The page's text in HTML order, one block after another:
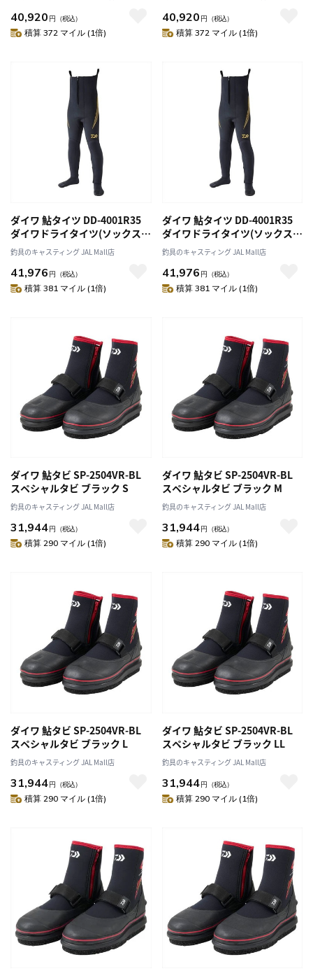
40,920 円 （税込）
積算 372 マイル (1倍)
40,920 円 （税込）
積算 372 マイル (1倍)
ダイワ 鮎タイツ DD-4001R35
ダイワドライタイツ(ソックス先
丸) ブラック MO
釣具のキャスティング JAL Mall店
41,976 円 （税込）
積算 381 マイル (1倍)
ダイワ 鮎タイツ DD-4001R35
ダイワドライタイツ(ソックス先
丸) ブラック LLO
釣具のキャスティング JAL Mall店
41,976 円 （税込）
積算 381 マイル (1倍)
ダイワ 鮎タビ SP-2504VR-BL
スペシャルタビ ブラック S
釣具のキャスティング JAL Mall店
31,944円 （税込）
積算 290 マイル (1倍)
ダイワ 鮎タビ SP-2504VR-BL
スペシャルタビ ブラック M
釣具のキャスティング JAL Mall店
31,944円 （税込）
積算 290 マイル (1倍)
ダイワ 鮎タビ SP-2504VR-BL
スペシャルタビ ブラック L
釣具のキャスティング JAL Mall店
31,944円 （税込）
積算 290 マイル (1倍)
ダイワ 鮎タビ SP-2504VR-BL
スペシャルタビ ブラック LL
釣具のキャスティング JAL Mall店
31,944円 （税込）
積算 290 マイル (1倍)